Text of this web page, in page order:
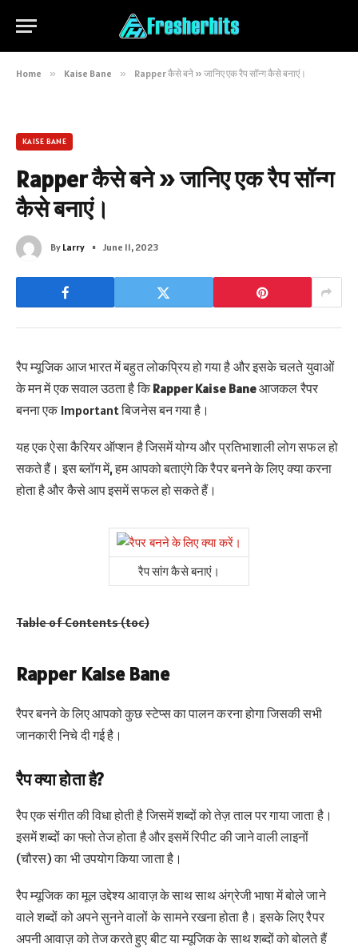
Home » Kaise Bane » Rapper कैसे बने » जानिए एक रैप सॉन्ग कैसे बनाएं।
KAISE BANE
Rapper कैसे बने » जानिए एक रैप सॉन्ग
कैसे बनाएं।
By Larry June 11, 2023
रैप म्यूजिक आज भारत में बहुत लोकप्रिय हो गया है और इसके चलते युवाओं
के मन में एक सवाल उठता है किRapper Kaise Baneआजकल रैपर
बनना एक Important बिजनेस बन गया है।
यह एक ऐसा कैरियर ऑप्शन है जिसमें योग्य और प्रतिभाशाली लोग सफल हो
सकते हैं। इस ब्लॉग में, हम आपको बताएंगे कि रैपर बनने के लिए क्या करना
होता है और कैसे आप इसमें सफल हो सकते हैं।
रैप सांग कैसे बनाएं।
Table of Contents (toc)
Rapper Kaise Bane
रैपर बनने के लिए आपको कुछ स्टेप्स का पालन करना होगा जिसकी सभी
जानकारी निचे दी गई है।
रैप क्या होता है?
रैप एक संगीत की विधा होती है जिसमें शब्दों को तेज़ ताल पर गाया जाता है।
इसमें शब्दों का फ्लो तेज होता है और इसमें रिपीट की जाने वाली लाइनों
(चौरस) का भी उपयोग किया जाता है।
रैप म्यूजिक का मूल उद्देश्य आवाज़ के साथ साथ अंग्रेजी भाषा में बोले जाने
वाले शब्दों को अपने सुनने वालों के सामने रखना होता है। इसके लिए रैपर
अपनी आवाज़ को तेज करते हुए बीट या म्यूजिक के साथ शब्दों को बोलते हैं